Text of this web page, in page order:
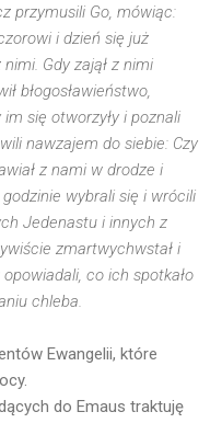
przymusili Go, mówiąc:
i dzień się już
Gdy zajął z nimi
błogosławieństwo,
im się otworzyły i poznali
nawzajem do siebie: Czy
z nami w drodze i
wybrali się i wrócili
Jedenastu i innych z
zmartwychwstał i
co ich spotkało
chleba.
Ewangelii, które
do Emaus traktuję